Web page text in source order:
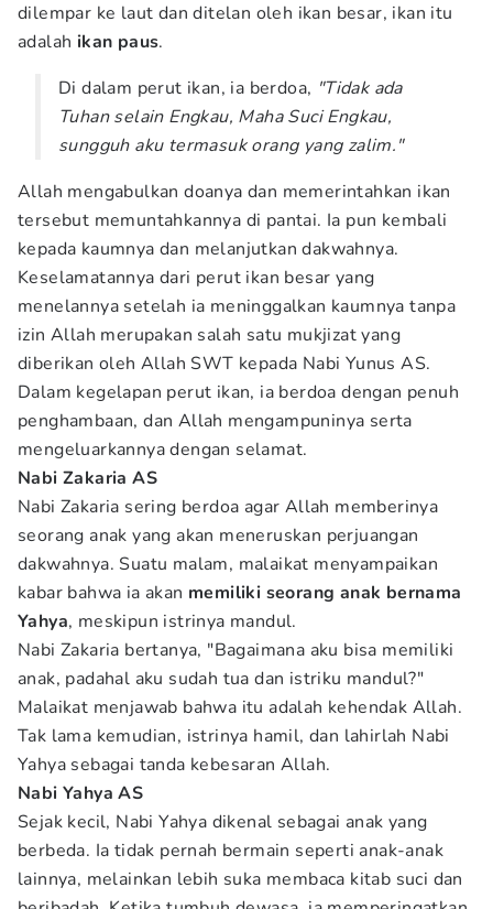
dilempar ke laut dan ditelan oleh ikan besar, ikan itu
adalah ikan paus.
Di dalam perut ikan, ia berdoa, "Tidak ada
Tuhan selain Engkau, Maha Suci Engkau,
sungguh aku termasuk orang yang zalim."
Allah mengabulkan doanya dan memerintahkan ikan
tersebut memuntahkannya di pantai. Ia pun kembali
kepada kaumnya dan melanjutkan dakwahnya.
Keselamatannya dari perut ikan besar yang
menelannya setelah ia meninggalkan kaumnya tanpa
izin Allah merupakan salah satu mukjizat yang
diberikan oleh Allah SWT kepada Nabi Yunus AS.
Dalam kegelapan perut ikan, ia berdoa dengan penuh
penghambaan, dan Allah mengampuninya serta
mengeluarkannya dengan selamat.
Nabi Zakaria AS
Nabi Zakaria sering berdoa agar Allah memberinya
seorang anak yang akan meneruskan perjuangan
dakwahnya. Suatu malam, malaikat menyampaikan
kabar bahwa ia akan memiliki seorang anak bernama
Yahya, meskipun istrinya mandul.
Nabi Zakaria bertanya, "Bagaimana aku bisa memiliki
anak, padahal aku sudah tua dan istriku mandul?"
Malaikat menjawab bahwa itu adalah kehendak Allah.
Tak lama kemudian, istrinya hamil, dan lahirlah Nabi
Yahya sebagai tanda kebesaran Allah.
Nabi Yahya AS
Sejak kecil, Nabi Yahya dikenal sebagai anak yang
berbeda. Ia tidak pernah bermain seperti anak-anak
lainnya, melainkan lebih suka membaca kitab suci dan